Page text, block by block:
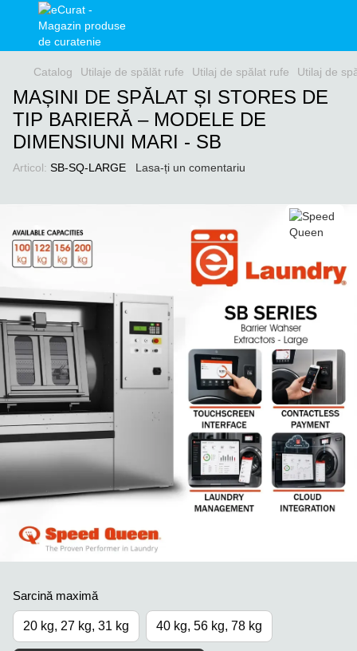
Catalog Utilaje de spălăt rufe Utilaj de spălat rufe Utilaj de
MAȘINI DE SPĂLAT ȘI STORES DE
TIP BARIERĂ – MODELE DE
DIMENSIUNI MARI - SB
Articol: SB-SQ-LARGE Lasa-ți un comentariu
Sarcină maximă
20 kg, 27 kg, 31 kg 40 kg, 56 kg, 78 kg